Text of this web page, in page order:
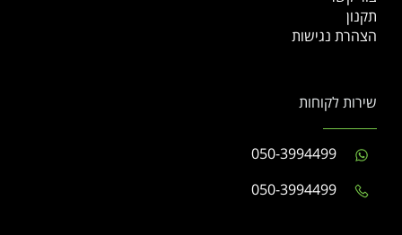
תקנון
הצהרת נגישות
שירות לקוחות